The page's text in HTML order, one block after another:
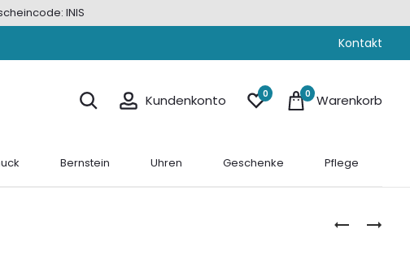
INIS
Kontakt
Kundenkonto 0 0 Warenkorb
Bernstein Uhren Geschenke Pflege
BERNSTEIN
BERNSTEIN